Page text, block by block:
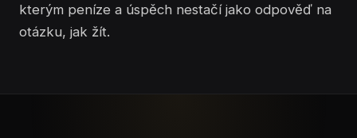
kterým peníze a úspěch nestačí jako odpověď na
otázku, jak žít.